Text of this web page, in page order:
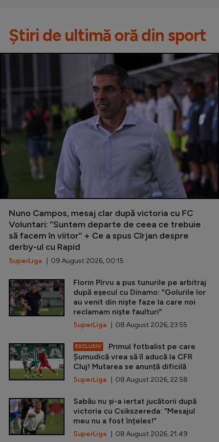
Știri de ultimă oră din sport
Nuno Campos, mesaj clar după victoria cu FC
Voluntari: ”Suntem departe de ceea ce trebuie
să facem în viitor” + Ce a spus Cîrjan despre
derby-ul cu Rapid
SuperLiga | 09 August 2026, 00:15
Florin Pîrvu a pus tunurile pe arbitraj
după eșecul cu Dinamo: ”Golurile lor
au venit din niște faze la care noi
reclamam niște faulturi”
SuperLiga | 08 August 2026, 23:55
EXCLUSIV
Primul fotbalist pe care
Șumudică vrea să îl aducă la CFR
Cluj! Mutarea se anunță dificilă
SuperLiga | 08 August 2026, 22:58
Sabău nu și-a iertat jucătorii după
victoria cu Csikszereda: ”Mesajul
meu nu a fost înțeles!”
SuperLiga | 08 August 2026, 21:49